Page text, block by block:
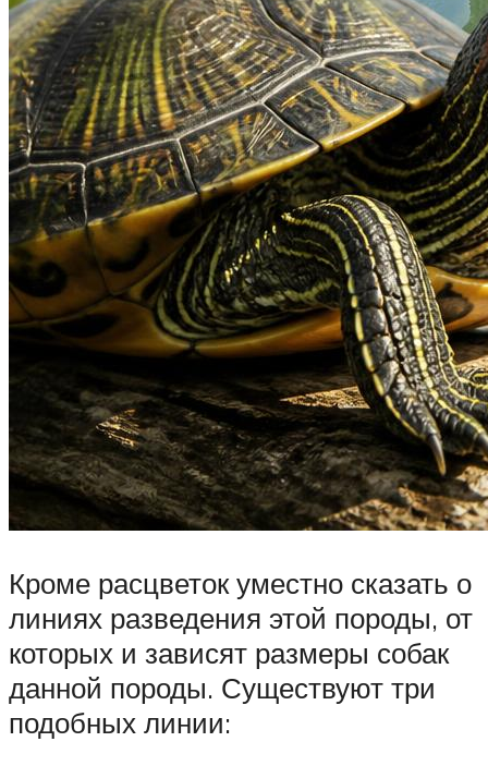
Кроме расцветок уместно сказать о
линиях разведения этой породы, от
которых и зависят размеры собак
данной породы. Существуют три
подобных линии: